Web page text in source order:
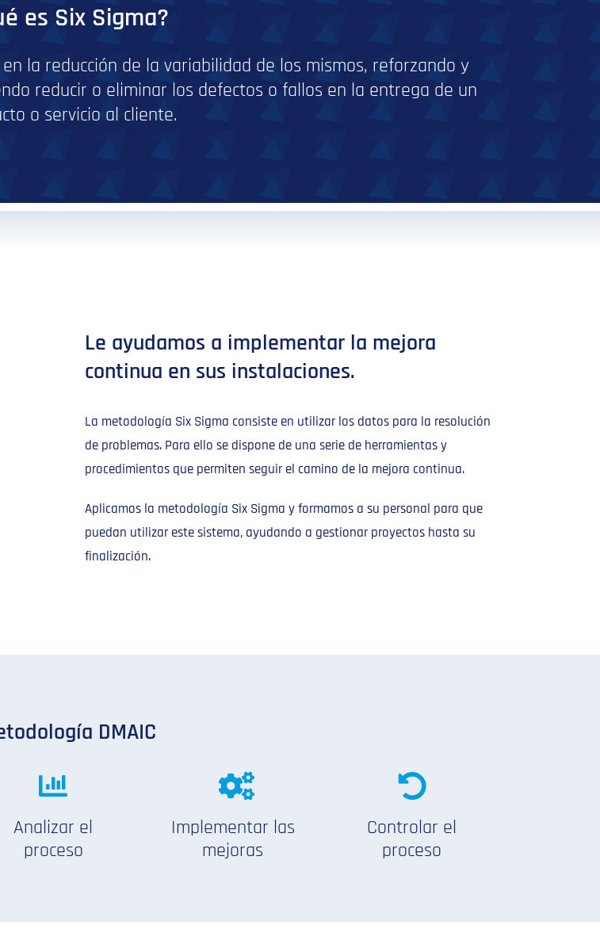
es Six Sigma?
la reducción de la variabilidad de los mismos, reforzando y
reducir o eliminar los defectos o fallos en la entrega de un
o servicio al cliente.
Le ayudamos a implementar la mejora
continua en sus instalaciones.
La metodología Six Sigma consiste en utilizar los datos para la resolución
de problemas. Para ello se dispone de una serie de herramientas y
procedimientos que permiten seguir el camino de la mejora continua.
Aplicamos la metodología Six Sigma y formamos a su personal para que
puedan utilizar este sistema, ayudando a gestionar proyectos hasta su
finalización.
DMAIC
Analizar el
proceso
Implementar las
mejoras
Controlar el
proceso